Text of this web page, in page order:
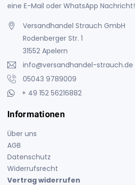
eine E-Mail oder WhatsApp Nachricht!
Versandhandel Strauch GmbH
Rodenberger Str. 1
31552 Apelern
info@versandhandel-strauch.de
05043 9789009
+ 49 152 56216882
Informationen
Über uns
AGB
Datenschutz
Widerrufsrecht
Vertrag widerrufen